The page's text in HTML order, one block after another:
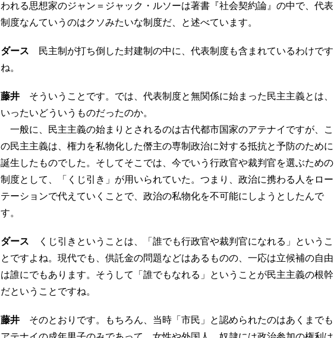
われる思想家のジャン＝ジャック・ルソーは著書『社会契約論』の中で、代表
制度なんていうのはクソみたいな制度だ、と述べています。
ダース 民主制が打ち倒した封建制の中に、代表制度も含まれているわけです
ね。
藤井 そういうことです。では、代表制度と無関係に始まった民主主義とは、
いったいどういうものだったのか。
一般に、民主主義の始まりとされるのは古代都市国家のアテナイですが、こ
の民主主義は、権力を私物化した僭主の専制政治に対する抵抗と予防のために
誕生したものでした。そしてそこでは、今でいう行政官や裁判官を選ぶための
制度として、「くじ引き」が用いられていた。つまり、政治に携わる人をロー
テーションで代えていくことで、政治の私物化を不可能にしようとしたんで
す。
ダース くじ引きということは、「誰でも行政官や裁判官になれる」というこ
とですよね。現代でも、供託金の問題などはあるものの、一応は立候補の自由
は誰にでもあります。そうして「誰でもなれる」ということが民主主義の根幹
だということですね。
藤井 そのとおりです。もちろん、当時「市民」と認められたのはあくまでも